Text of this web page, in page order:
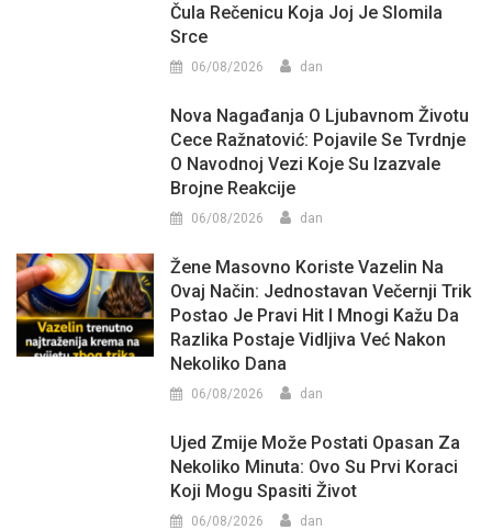
Čula Rečenicu Koja Joj Je Slomila
Srce
06/08/2026 dan
Nova Nagađanja O Ljubavnom Životu
Cece Ražnatović: Pojavile Se Tvrdnje
O Navodnoj Vezi Koje Su Izazvale
Brojne Reakcije
06/08/2026 dan
Žene Masovno Koriste Vazelin Na
Ovaj Način: Jednostavan Večernji Trik
Postao Je Pravi Hit I Mnogi Kažu Da
Razlika Postaje Vidljiva Već Nakon
Nekoliko Dana
06/08/2026 dan
Ujed Zmije Može Postati Opasan Za
Nekoliko Minuta: Ovo Su Prvi Koraci
Koji Mogu Spasiti Život
06/08/2026 dan